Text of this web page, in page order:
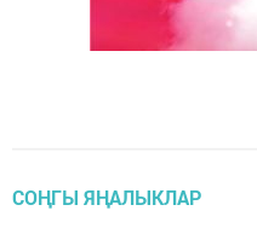
СОҢГЫ ЯҢАЛЫКЛАР